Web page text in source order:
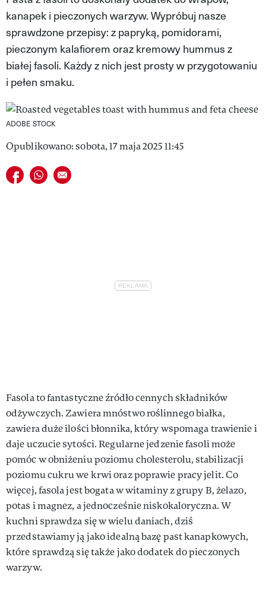
VIVA!LIFESTYLE
VIVA!MAN
VIVA!PEOPLE POWER
VIVA!ITAKA
MAGAZYN VIVA!
kanapek i pieczonych warzyw. Wypróbuj nasze
sprawdzone przepisy: z papryką, pomidorami,
pieczonym kalafiorem oraz kremowy hummus z
białej fasoli. Każdy z nich jest prosty w przygotowaniu
i pełen smaku.
ADOBE STOCK
Opublikowano: sobota, 17 maja 2025 11:45
Udostępnij na facebook
Udostępnij na whatsapp
E-mail do przyjaciela
Fasola to fantastyczne źródło cennych składników
odżywczych. Zawiera mnóstwo roślinnego białka,
zawiera duże ilości błonnika, który wspomaga trawienie i
daje uczucie sytości. Regularne jedzenie fasoli może
pomóc w obniżeniu poziomu cholesterolu, stabilizacji
poziomu cukru we krwi oraz poprawie pracy jelit. Co
więcej, fasola jest bogata w witaminy z grupy B, żelazo,
potas i magnez, a jednocześnie niskokaloryczna. W
kuchni sprawdza się w wielu daniach, dziś
przedstawiamy ją jako idealną bazę past kanapkowych,
które sprawdzą się także jako dodatek do pieczonych
warzyw.